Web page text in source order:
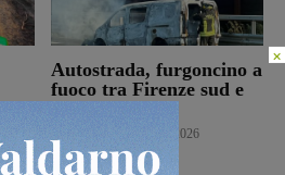
Autostrada, furgoncino a
fuoco tra Firenze sud e
Incisa Reggello
7 Agosto 2026
×